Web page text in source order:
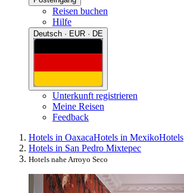
Reisen buchen
Hilfe
Deutsch · EUR · DE
Unterkunft registrieren
Meine Reisen
Feedback
Hotels in OaxacaHotels in MexikoHotels
Hotels in San Pedro Mixtepec
Hotels nahe Arroyo Seco